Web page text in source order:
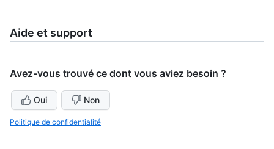
Aide et support
Avez-vous trouvé ce dont vous aviez besoin ?
Oui Non
Politique de confidentialité